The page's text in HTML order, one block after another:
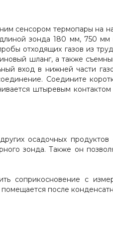
сенсором термопары на
зонда 180 мм, 750
отходящих газов из
шланг, а также
вход в нижней части
Соедините
штыревым
осадочных продуктов
зонда. Также он
соприкосновение с
после